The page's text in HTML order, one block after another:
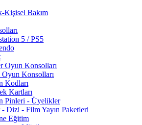
Kişisel Bakım
5 / PS5
Oyun Konsolları
Konsolları
Kodları
Kartları
Pinleri - Üyelikler
- Dizi - Film Yayın Paketleri
Eğitim